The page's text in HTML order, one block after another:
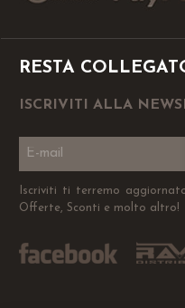
RESTA
ISCRIVITI ALLA
Iscriviti ti terremo
Offerte, Sconti e molto altro!